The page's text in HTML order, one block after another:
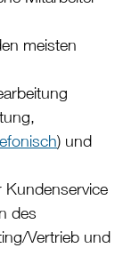
meisten
) und
Kundenservice
des
Vertrieb und